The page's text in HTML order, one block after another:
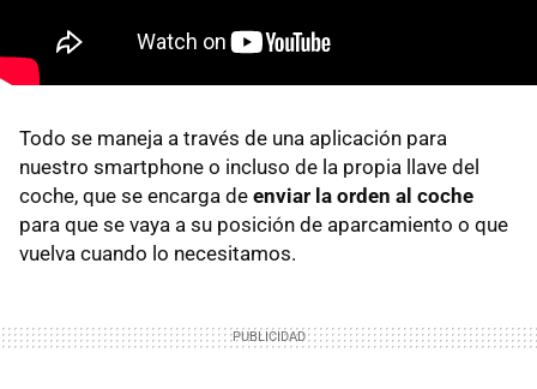
Todo se maneja a través de una aplicación para
nuestro smartphone o incluso de la propia llave del
coche, que se encarga de enviar la orden al coche
para que se vaya a su posición de aparcamiento o que
vuelva cuando lo necesitamos.